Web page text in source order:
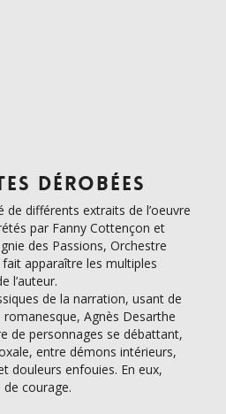
DÉROBÉES
différents extraits de l’oeuvre
par Fanny Cottençon et
des Passions, Orchestre
apparaître les multiples
l’auteur.
de la narration, usant de
Agnès Desarthe
de personnages se débattant,
entre démons intérieurs,
douleurs enfouies. En eux,
de courage.